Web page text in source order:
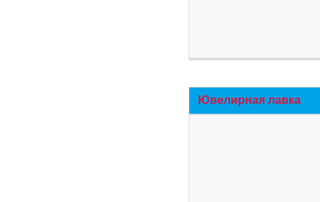
Ювелирная лавка